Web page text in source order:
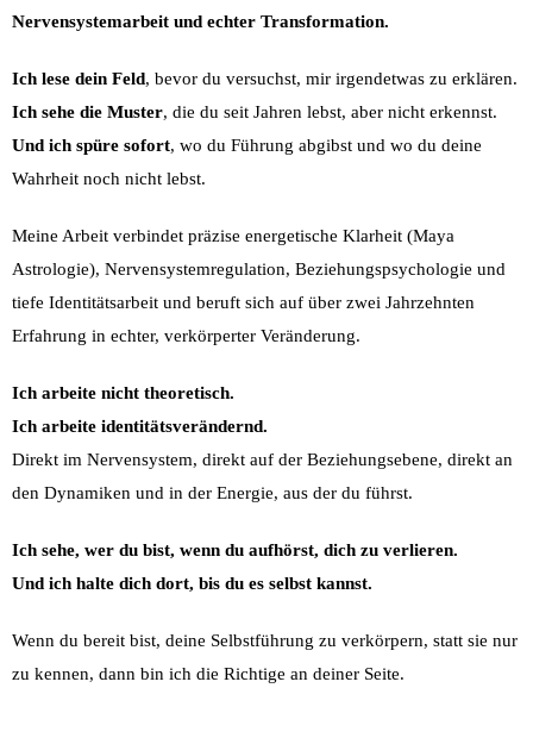
Nervensystemarbeit und echter Transformation.
Ich lese dein Feld, bevor du versuchst, mir irgendetwas zu erklären.
Ich sehe die Muster, die du seit Jahren lebst, aber nicht erkennst.
Und ich spüre sofort, wo du Führung abgibst und wo du deine
Wahrheit noch nicht lebst.
Meine Arbeit verbindet präzise energetische Klarheit (Maya
Astrologie), Nervensystemregulation, Beziehungspsychologie und
tiefe Identitätsarbeit und beruft sich auf über zwei Jahrzehnten
Erfahrung in echter, verkörperter Veränderung.
Ich arbeite nicht theoretisch.
Ich arbeite identitätsverändernd.
Direkt im Nervensystem, direkt auf der Beziehungsebene, direkt an
den Dynamiken und in der Energie, aus der du führst.
Ich sehe, wer du bist, wenn du aufhörst, dich zu verlieren.
Und ich halte dich dort, bis du es selbst kannst.
Wenn du bereit bist, deine Selbstführung zu verkörpern, statt sie nur
zu kennen, dann bin ich die Richtige an deiner Seite.